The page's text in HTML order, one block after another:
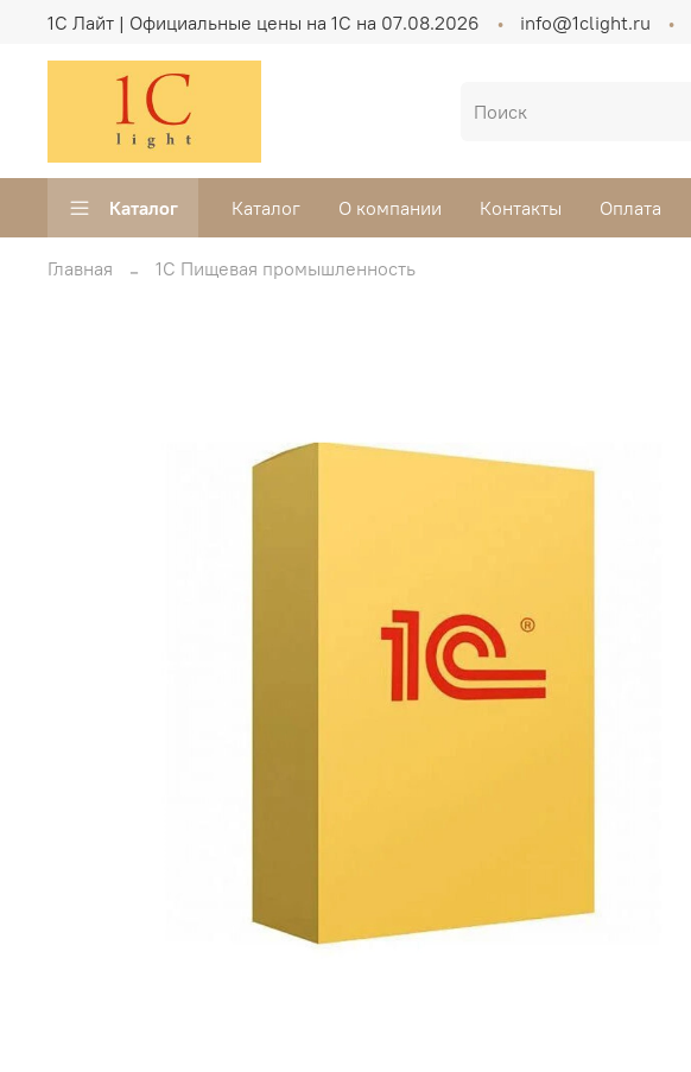
1C Лайт | Официальные цены на 1С на 07.08.2026 info@1clight.ru
Каталог Каталог О компании Контакты Оплата
Главная 1С Пищевая промышленность